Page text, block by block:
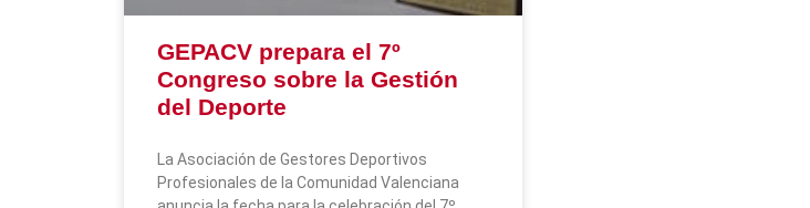
GEPACV prepara el 7º
Congreso sobre la Gestión
del Deporte
La Asociación de Gestores Deportivos
Profesionales de la Comunidad Valenciana